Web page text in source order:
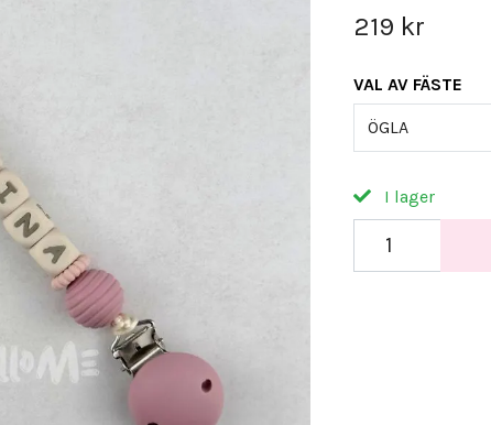
219 kr
VAL AV FÄSTE
ÖGLA
I lager